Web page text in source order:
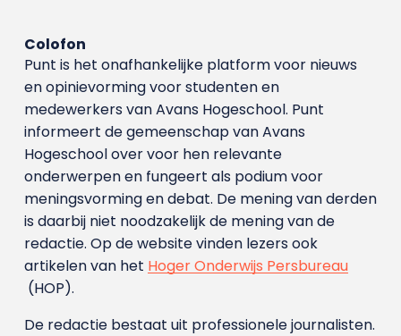
Colofon
Punt is het onafhankelijke platform voor nieuws
en opinievorming voor studenten en
medewerkers van Avans Hoge­school. Punt
informeert de gemeenschap van Avans
Hogeschool over voor hen relevante
onderwerpen en fungeert als podium voor
meningsvorming en debat. De mening van derden
is daarbij niet noodzakelijk de mening van de
redactie. Op de website vinden lezers ook
artikelen van het Hoger Onderwijs Persbureau
(HOP).
De redactie bestaat uit professionele journalisten.